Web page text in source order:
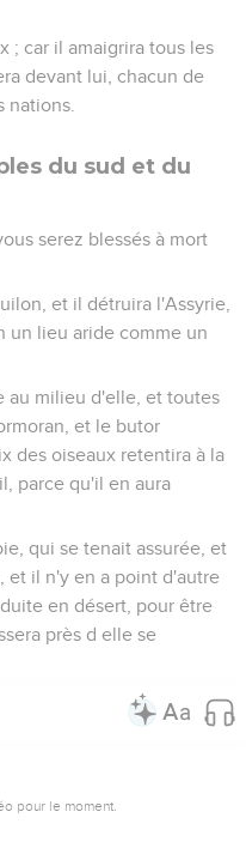
; car il amaigrira tous les
devant lui, chacun de
nations.
du sud et du
serez blessés à mort
et il détruira l'Assyrie,
un lieu aride comme un
au milieu d'elle, et toutes
et le butor
des oiseaux retentira à la
parce qu'il en aura
qui se tenait assurée, et
et il n'y en a point d'autre
en désert, pour être
près d elle se
pour le moment.